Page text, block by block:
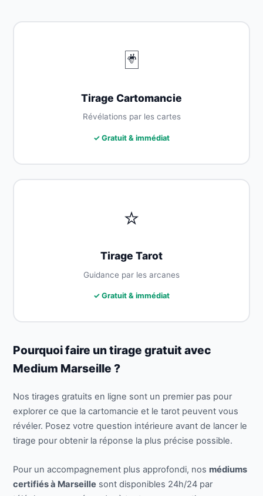
🃏
Tirage Cartomancie
Révélations par les cartes
✓ Gratuit & immédiat
⭐
Tirage Tarot
Guidance par les arcanes
✓ Gratuit & immédiat
Pourquoi faire un tirage gratuit avec
Medium Marseille ?
Nos tirages gratuits en ligne sont un premier pas pour
explorer ce que la cartomancie et le tarot peuvent vous
révéler. Posez votre question intérieure avant de lancer le
tirage pour obtenir la réponse la plus précise possible.
Pour un accompagnement plus approfondi, nos médiums
certifiés à Marseille sont disponibles 24h/24 par